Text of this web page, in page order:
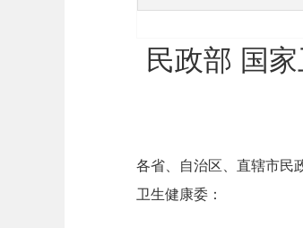
民政部 国
各省、自治区、直辖市民
卫生健康委：